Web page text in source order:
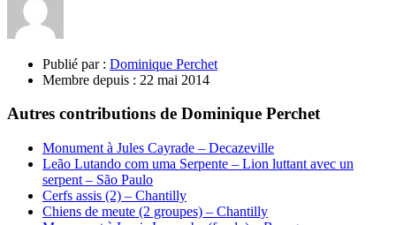
Publié par : Dominique Perchet
Membre depuis : 22 mai 2014
Autres contributions de Dominique Perchet
Monument à Jules Cayrade – Decazeville
Leão Lutando com uma Serpente – Lion luttant avec un
serpent – São Paulo
Cerfs assis (2) – Chantilly
Chiens de meute (2 groupes) – Chantilly